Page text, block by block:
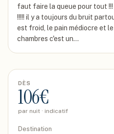
faut faire la queue pour tout
!!!!! il y a toujours du bruit
est froid, le pain médiocre et
chambres c'est un…
DÈS
106€
par nuit · indicatif
Destination